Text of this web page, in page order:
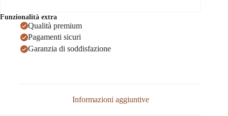
Funzionalità extra
Qualità premium
Pagamenti sicuri
Garanzia di soddisfazione
Informazioni aggiuntive